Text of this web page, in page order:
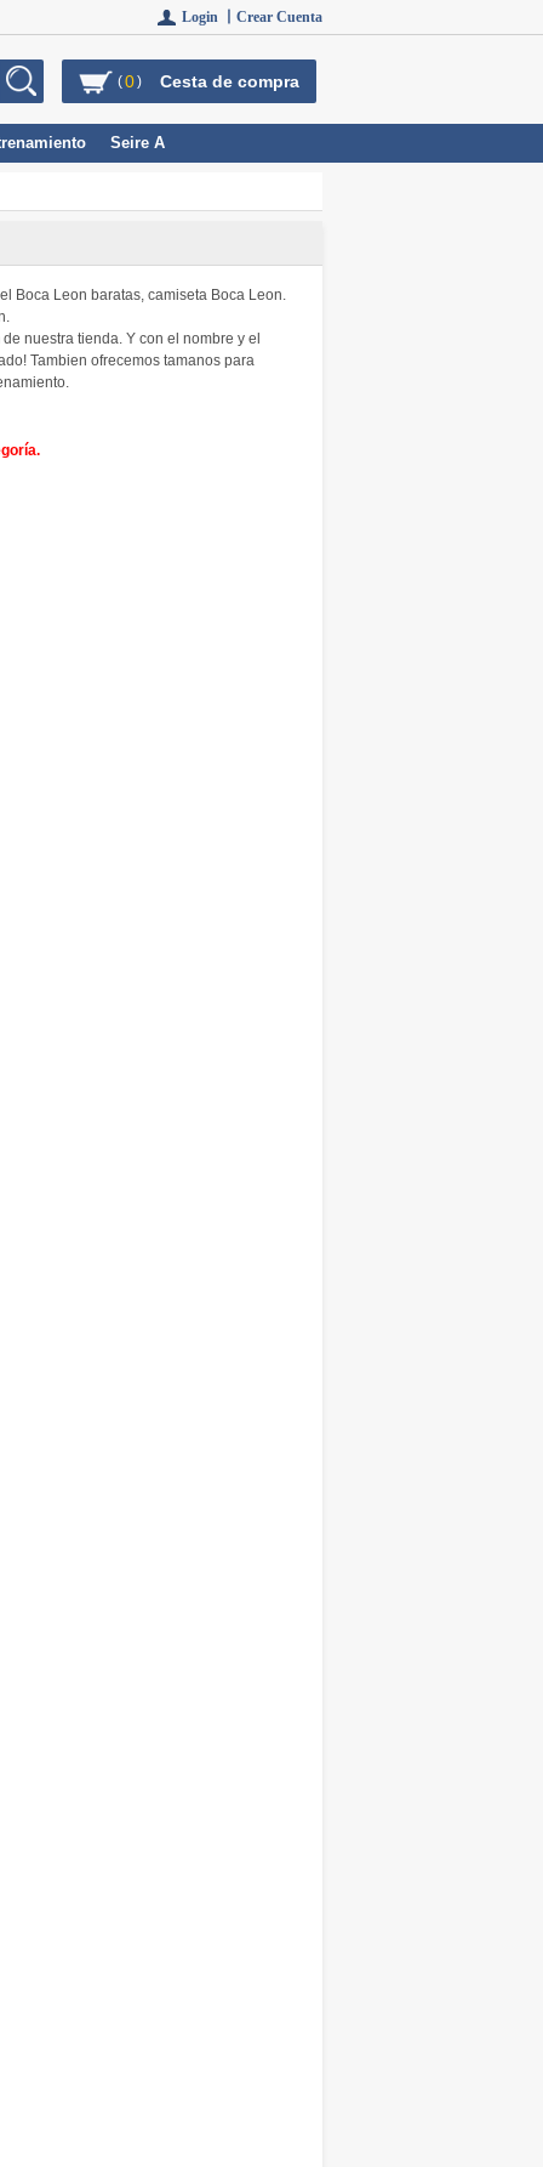
Login 丨 Crear Cuenta
(0) Cesta de compra
Seire A
Boca Leon baratas, camiseta Boca Leon.
de nuestra tienda. Y con el nombre y el
Tambien ofrecemos tamanos para